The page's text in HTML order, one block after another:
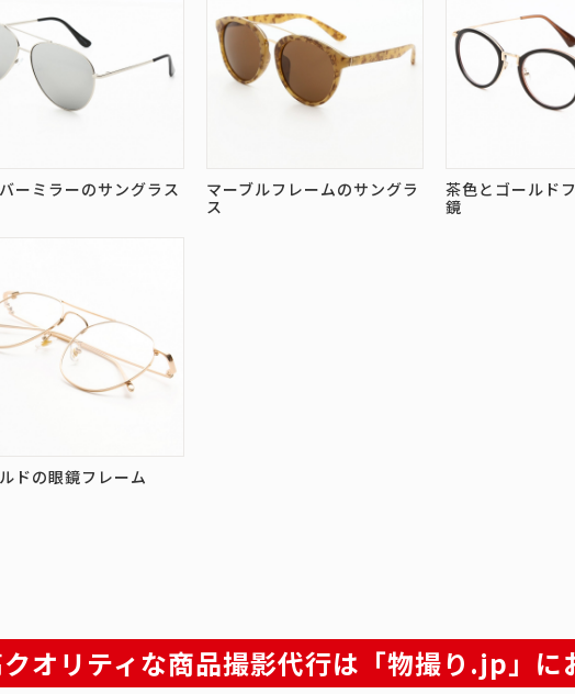
ーミラーのサングラス
マーブルフレームのサングラ
ス
茶色とゴールド
鏡
ドの眼鏡フレーム
オリティな商品撮影代行は「物撮り.jp」に